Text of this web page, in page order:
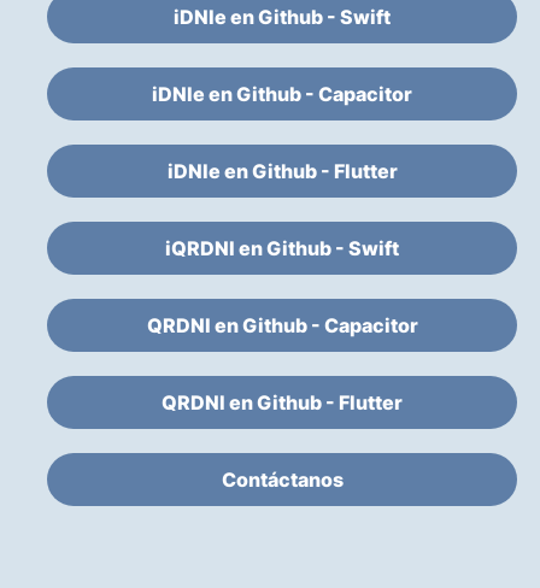
iDNIe en Github - Swift
iDNIe en Github - Capacitor
iDNIe en Github - Flutter
iQRDNI en Github - Swift
QRDNI en Github - Capacitor
QRDNI en Github - Flutter
Contáctanos